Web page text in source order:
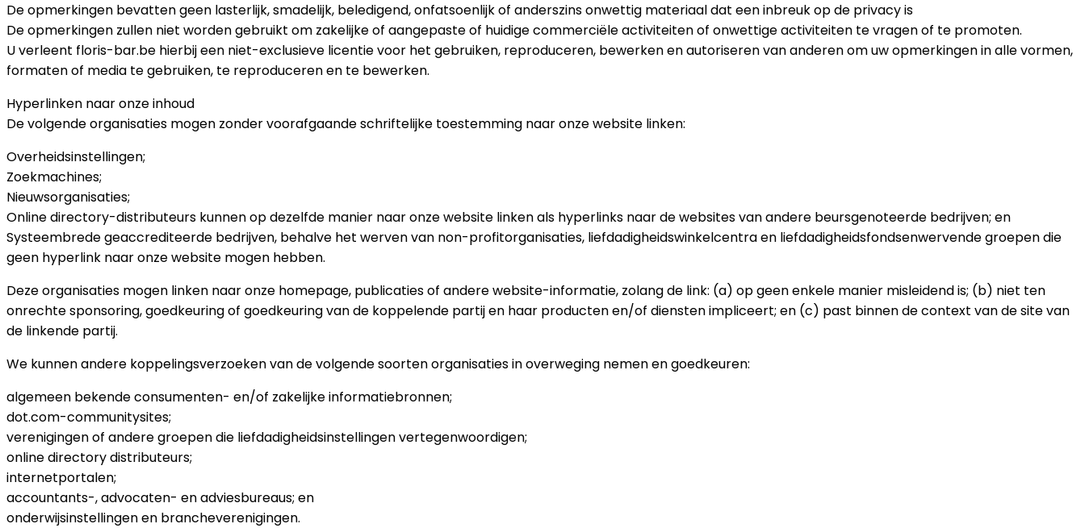
De opmerkingen bevatten geen lasterlijk, smadelijk, beledigend, onfatsoenlijk of anderszins onwettig materiaal dat een inbreuk op de privacy is
De opmerkingen zullen niet worden gebruikt om zakelijke of aangepaste of huidige commerciële activiteiten of onwettige activiteiten te vragen of te promoten.
U verleent floris-bar.be hierbij een niet-exclusieve licentie voor het gebruiken, reproduceren, bewerken en autoriseren van anderen om uw opmerkingen in alle vormen,
formaten of media te gebruiken, te reproduceren en te bewerken.
Hyperlinken naar onze inhoud
De volgende organisaties mogen zonder voorafgaande schriftelijke toestemming naar onze website linken:
Overheidsinstellingen;
Zoekmachines;
Nieuwsorganisaties;
Online directory-distributeurs kunnen op dezelfde manier naar onze website linken als hyperlinks naar de websites van andere beursgenoteerde bedrijven; en
Systeembrede geaccrediteerde bedrijven, behalve het werven van non-profitorganisaties, liefdadigheidswinkelcentra en liefdadigheidsfondsenwervende groepen die
geen hyperlink naar onze website mogen hebben.
Deze organisaties mogen linken naar onze homepage, publicaties of andere website-informatie, zolang de link: (a) op geen enkele manier misleidend is; (b) niet ten
onrechte sponsoring, goedkeuring of goedkeuring van de koppelende partij en haar producten en/of diensten impliceert; en (c) past binnen de context van de site van
de linkende partij.
We kunnen andere koppelingsverzoeken van de volgende soorten organisaties in overweging nemen en goedkeuren:
algemeen bekende consumenten- en/of zakelijke informatiebronnen;
dot.com-communitysites;
verenigingen of andere groepen die liefdadigheidsinstellingen vertegenwoordigen;
online directory distributeurs;
internetportalen;
accountants-, advocaten- en adviesbureaus; en
onderwijsinstellingen en brancheverenigingen.